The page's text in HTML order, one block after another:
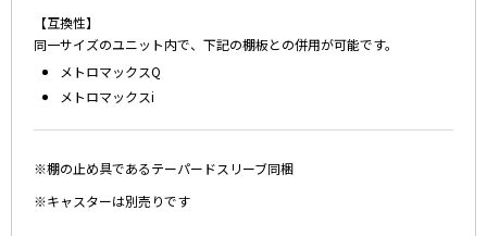
【互換性】
同一サイズのユニット内で、下記の棚板との併用が可能です。
メトロマックスQ
メトロマックスi
※棚の止め具であるテーパードスリーブ同梱
※キャスターは別売りです